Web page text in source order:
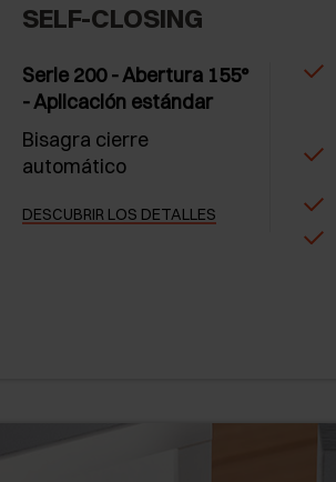
SELF-CLOSING
Serie 200 - Abertura 155°
- Aplicación estándar
Bisagra cierre
automático
DESCUBRIR LOS DETALLES